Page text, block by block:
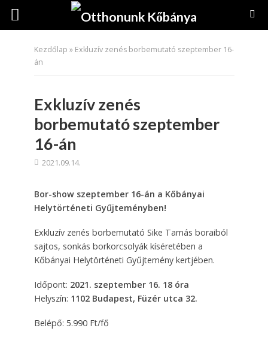
Kezdőlap » Exkluzív zenés borbemutató szeptember 16-
án
Exkluzív zenés
borbemutató szeptember
16-án
2021.09.14.
Bor-show szeptember 16-án a Kőbányai
Helytörténeti Gyűjteményben!
Exkluzív zenés borbemutató Sike Tamás boraiból
sajtos, sonkás borkorcsolyák kíséretében a
Kőbányai Helytörténeti Gyűjtemény kertjében.
Időpont: 2021. szeptember 16. 18 óra
Helyszín: 1102 Budapest, Füzér utca 32.
Belépő: 5.990 Ft/fő